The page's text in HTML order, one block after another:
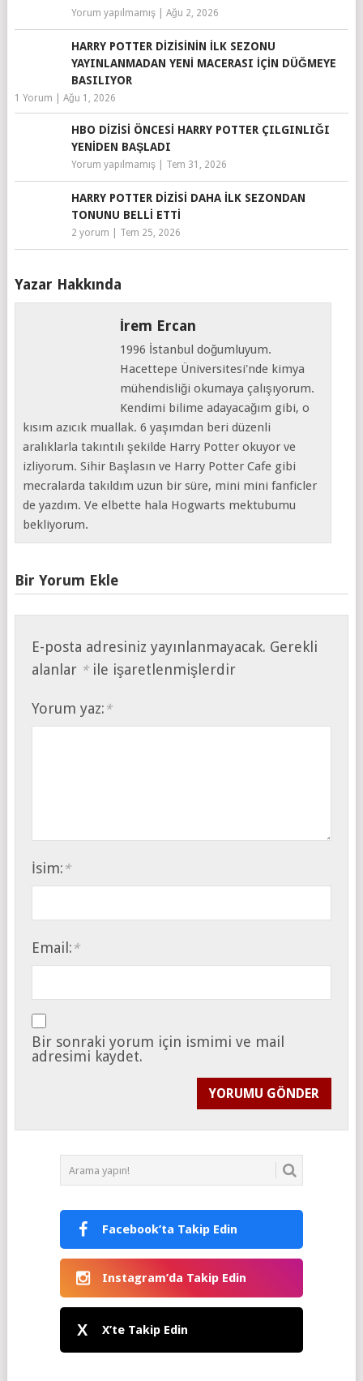
Yorum yapılmamış| Ağu 2, 2026
HARRY POTTER DIZISININ İLK SEZONU
YAYINLANMADAN YENI MACERASI IÇIN DÜĞMEYE
BASILIYOR
1 Yorum Ağu 1, 2026
HBO DIZISI ÖNCESI HARRY POTTER ÇILGINLIĞI
YENIDEN BAŞLADI
Yorum yapılmamış| Tem 31, 2026
HARRY POTTER DIZISI DAHA İLK SEZONDAN
TONUNU BELLI ETTI
2 yorum Tem 25, 2026
Yazar Hakkında
İrem Ercan
1996 İstanbul doğumluyum.
Hacettepe Üniversitesi'nde kimya
mühendisliği okumaya çalışıyorum.
Kendimi bilime adayacağım gibi, o
kısım azıcık muallak. 6 yaşımdan beri düzenli
aralıklarla takıntılı şekilde Harry Potter okuyor ve
izliyorum. Sihir Başlasın ve Harry Potter Cafe gibi
mecralarda takıldım uzun bir süre, mini mini fanficler
de yazdım. Ve elbette hala Hogwarts mektubumu
bekliyorum.
Bir Yorum Ekle
E-posta adresiniz yayınlanmayacak. Gerekli
alanlar *ile işaretlenmişlerdir
Yorum yaz: *
İsim: *
Email: *
Bir sonraki yorum için ismimi ve mail
adresimi kaydet.
Facebook’ta Takip Edin
Instagram’da Takip Edin
X X’te Takip Edin